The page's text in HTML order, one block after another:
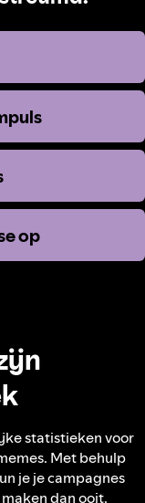
op
op
statistieken voor
Met behulp
je je campagnes
dan ooit.